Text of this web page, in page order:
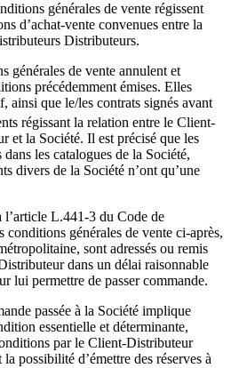
générales de vente régissent
d’achat-vente convenues entre la
Distributeurs.
générales de vente annulent et
précédemment émises. Elles
ainsi que le/les contrats signés avant
régissant la relation entre le Client-
et la Société. Il est précisé que les
les catalogues de la Société,
divers de la Société n’ont qu’une
L.441-3 du Code de
conditions générales de vente ci-après,
sont adressés ou remis
dans un délai raisonnable
lui permettre de passer commande.
passée à la Société implique
essentielle et déterminante,
par le Client-Distributeur
possibilité d’émettre des réserves à